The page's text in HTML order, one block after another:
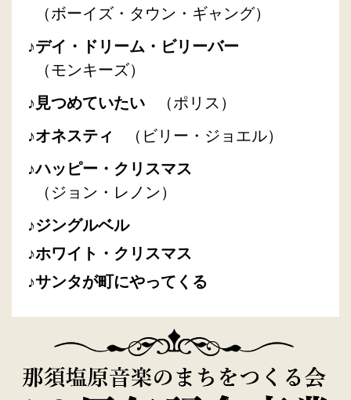
（ボーイズ・タウン・ギャング）
デイ・ドリーム・ビリーバー
（モンキーズ）
見つめていたい
（ポリス）
オネスティ
（ビリー・ジョエル）
ハッピー・クリスマス
（ジョン・レノン）
ジングルベル
ホワイト・クリスマス
サンタが町にやってくる